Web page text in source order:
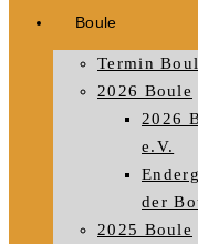
Boule
Termin
2026 Boule
2026
e.V.
der
2025 Boule